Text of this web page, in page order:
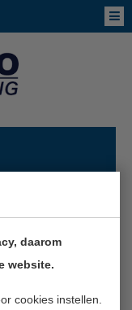
daarom
website.
cookies instellen.
NA